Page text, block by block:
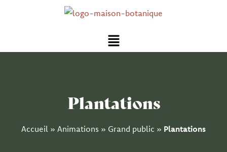
Menu
Plantations
Accueil » Animations » Grand public » Plantations